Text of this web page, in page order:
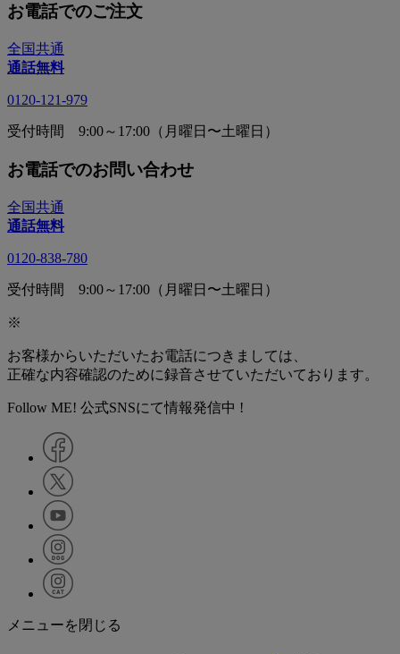
お電話でのご注文
全国共通
通話無料
0120-121-979
受付時間 9:00～17:00（月曜日〜土曜日）
お電話でのお問い合わせ
全国共通
通話無料
0120-838-780
受付時間 9:00～17:00（月曜日〜土曜日）
※
お客様からいただいたお電話につきましては、
正確な内容確認のために録音させていただいております。
Follow ME! 公式SNSにて情報発信中 !
メニューを閉じる